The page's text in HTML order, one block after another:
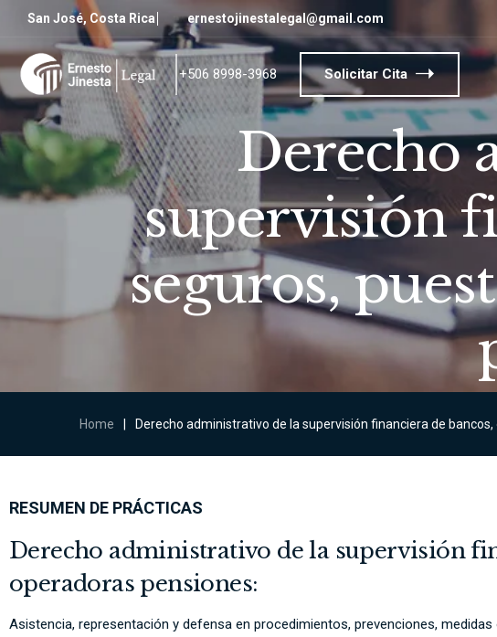
San José, Costa Rica ernestojinestalegal@gmail.com
+506 8998-3968 Solicitar Cita
Derecho
supervisión
seguros,
Home Derecho administrativo de la supervisión financiera de
RESUMEN DE PRÁCTICAS
Derecho administrativo de la supervisión
operadoras pensiones:
Asistencia, representación y defensa en procedimientos, prevenciones,